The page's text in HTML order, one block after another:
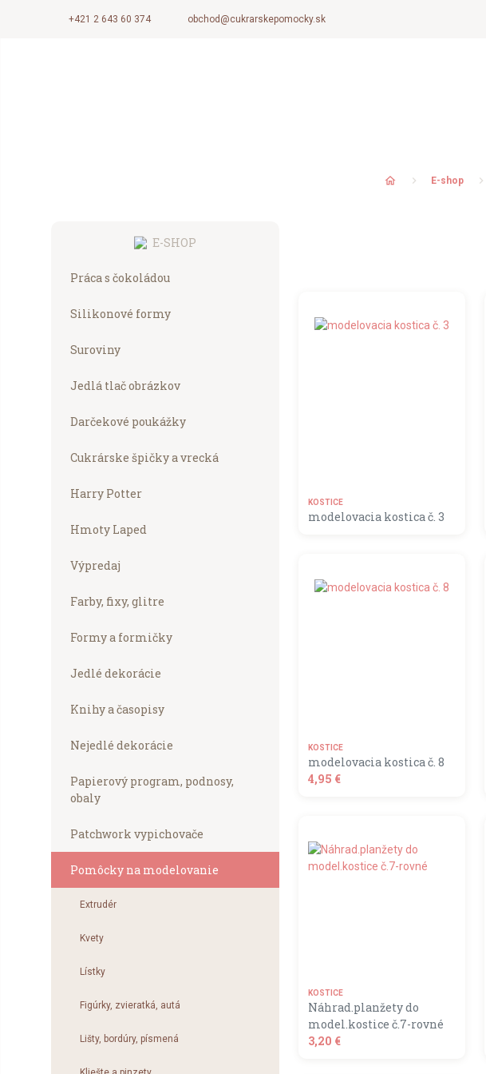
Nastavenie Cookies
+421 2 643 60 374 obchod@cukrarskepomocky.sk
home E-shop
E-SHOP
Práca s čokoládou
Silikonové formy
Suroviny
Jedlá tlač obrázkov
Darčekové poukážky
Cukrárske špičky a vrecká
Harry Potter
Hmoty Laped
Výpredaj
Farby, fixy, glitre
Formy a formičky
Jedlé dekorácie
Knihy a časopisy
Nejedlé dekorácie
Papierový program, podnosy,
obaly
Patchwork vypichovače
Pomôcky na modelovanie
Extrudér
Kvety
Lístky
Figúrky, zvieratká, autá
Lišty, bordúry, písmená
KOSTICE
modelovacia kostica č. 3
KOSTICE
modelovacia kostica č. 8
4,95 €
KOSTICE
Náhrad.planžety do
model.kostice č.7-rovné
3,20 €